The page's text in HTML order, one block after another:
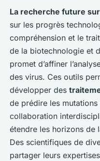
La recherche future
sur les progrès
compréhension et le
de la biotechnologie et
promet d’affiner
des virus. Ces outils
développer des
de prédire les
collaboration
étendre les horizons de
Des scientifiques de
partager leurs